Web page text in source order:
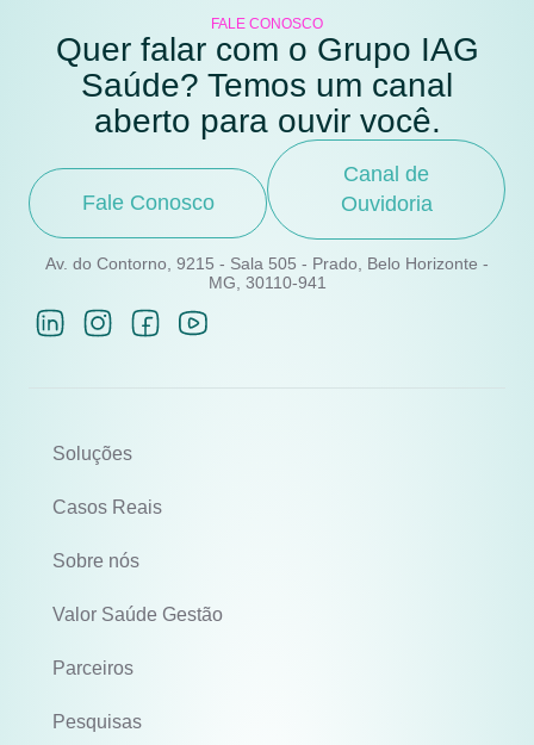
FALE CONOSCO
Quer falar com o Grupo IAG
Saúde? Temos um canal
aberto para ouvir você.
Fale Conosco
Canal de
Ouvidoria
Av. do Contorno, 9215 - Sala 505 - Prado, Belo Horizonte -
MG, 30110-941
Soluções
Casos Reais
Sobre nós
Valor Saúde Gestão
Parceiros
Pesquisas